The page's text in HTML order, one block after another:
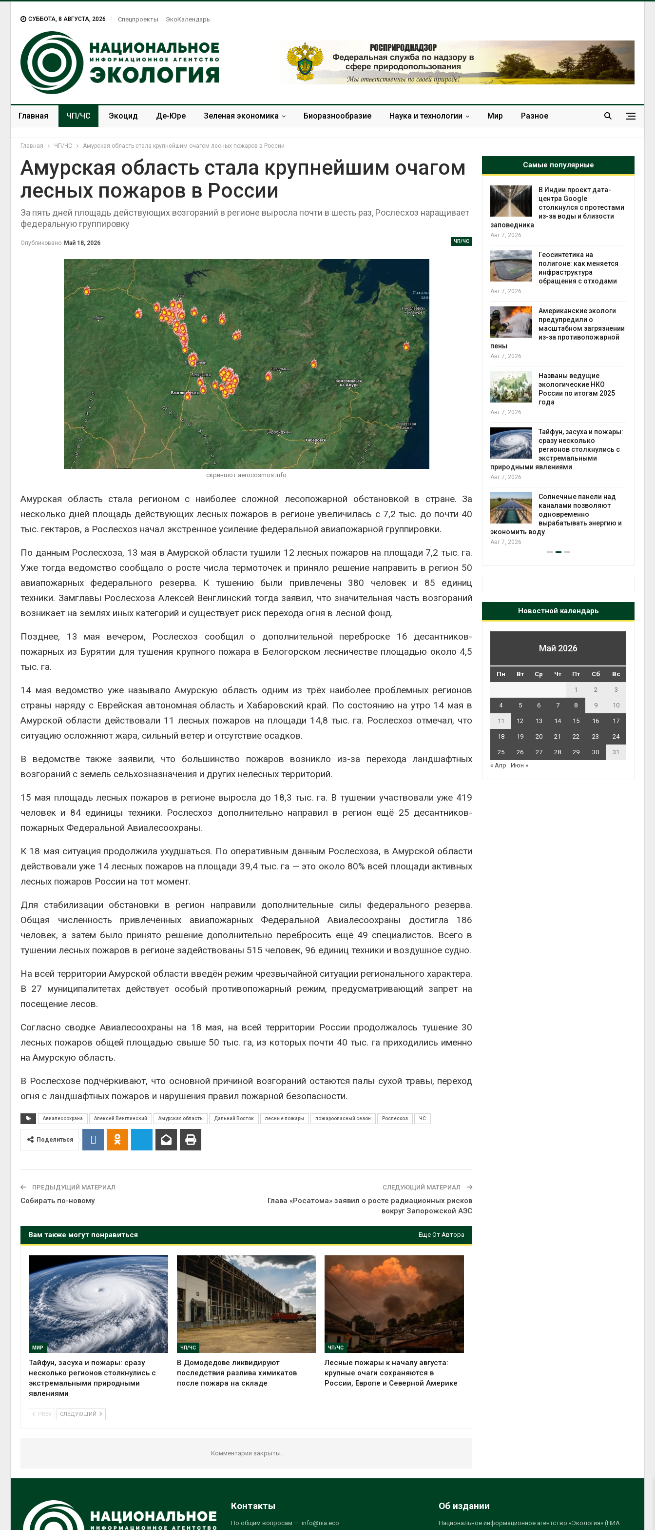
СУББОТА, 8 АВГУСТА, 2026 Спецпроекты ЭкоКалендарь
Главная ЧП/ЧС Экоцид Де-Юре Зеленая экономика Биоразнообразие Наука и технологии Мир Разное
Главная ЧП/ЧС Амурская область стала крупнейшим очагом лесных пожаров в России
Амурская область стала крупнейшим очагом
лесных пожаров в России
За пять дней площадь действующих возгораний в регионе выросла почти в шесть раз, Рослесхоз наращивает
федеральную группировку
ЧП/ЧС
Опубликовано Май 18, 2026
скриншот aerocosmos.info
Амурская область стала регионом с наиболее сложной лесопожарной обстановкой в стране. За
несколько дней площадь действующих лесных пожаров в регионе увеличилась с 7,2 тыс. до почти 40
тыс. гектаров, а Рослесхоз начал экстренное усиление федеральной авиапожарной группировки.
По данным Рослесхоза, 13 мая в Амурской области тушили 12 лесных пожаров на площади 7,2 тыс. га.
Уже тогда ведомство сообщало о росте числа термоточек и приняло решение направить в регион 50
авиапожарных федерального резерва. К тушению были привлечены 380 человек и 85 единиц
техники. Замглавы Рослесхоза Алексей Венглинский тогда заявил, что значительная часть возгораний
возникает на землях иных категорий и существует риск перехода огня в лесной фонд.
Позднее, 13 мая вечером, Рослесхоз сообщил о дополнительной переброске 16 десантников-
пожарных из Бурятии для тушения крупного пожара в Белогорском лесничестве площадью около 4,5
тыс. га.
14 мая ведомство уже называло Амурскую область одним из трёх наиболее проблемных регионов
страны наряду с Еврейская автономная область иХабаровский край. По состоянию на утро 14 мая в
Амурской области действовали 11 лесных пожаров на площади 14,8 тыс. га. Рослесхоз отмечал, что
ситуацию осложняют жара, сильный ветер и отсутствие осадков.
В ведомстве также заявили, что большинство пожаров возникло из-за перехода ландшафтных
возгораний с земель сельхозназначения и других нелесных территорий.
15 мая площадь лесных пожаров в регионе выросла до 18,3 тыс. га. В тушении участвовали уже 419
человек и 84 единицы техники. Рослесхоз дополнительно направил в регион ещё 25 десантников-
пожарных Федеральной Авиалесоохраны.
К 18 мая ситуация продолжила ухудшаться. По оперативным данным Рослесхоза, в Амурской области
действовали уже 14 лесных пожаров на площади 39,4 тыс. га — это около 80% всей площади активных
лесных пожаров России на тот момент.
Для стабилизации обстановки в регион направили дополнительные силы федерального резерва.
Общая численность привлечённых авиапожарных Федеральной Авиалесоохраны достигла 186
человек, а затем было принято решение дополнительно перебросить ещё 49 специалистов. Всего в
тушении лесных пожаров в регионе задействованы 515 человек, 96 единиц техники и воздушное судно.
На всей территории Амурской области введён режим чрезвычайной ситуации регионального характера.
В 27 муниципалитетах действует особый противопожарный режим, предусматривающий запрет на
посещение лесов.
Согласно сводке Авиалесоохраны на 18 мая, на всей территории России продолжалось тушение 30
лесных пожаров общей площадью свыше 50 тыс. га, из которых почти 40 тыс. га приходились именно
на Амурскую область.
В Рослесхозе подчёркивают, что основной причиной возгораний остаются палы сухой травы, переход
огня с ландшафтных пожаров и нарушения правил пожарной безопасности.
Авиалесоохрана Алексей Венглинский Амурская область Дальний Восток лесные пожары пожароопасный сезон Рослесхоз ЧС
Поделиться
ПРЕДЫДУЩИЙ МАТЕРИАЛ
Собирать по-новому
СЛЕДУЮЩИЙ МАТЕРИАЛ
Глава «Росатома» заявил о росте радиационных рисков
вокруг Запорожской АЭС
Вам также могут понравиться Еще От Автора
МИР
Тайфун, засуха и пожары: сразу
несколько регионов столкнулись с
экстремальными природными
явлениями
ЧП/ЧС
В Домодедове ликвидируют
последствия разлива химикатов
после пожара на складе
ЧП/ЧС
Лесные пожары к началу августа:
крупные очаги сохраняются в
России, Европе и Северной Америке
PREV СЛЕДУЮЩИЙ
Комментарии закрыты.
Самые популярные
Дождевая вода с крыш
может помочь городам
Авг 7, 2026
объектов и уборку
контейнерных площадок
Авг 7, 2026
Панамский канал вновь
ограничивает загрузку
судов из-за дефицита
пресной воды
Авг 6, 2026
В китайской провинции
Шэньси из-за паводков
эвакуировали более 140
тыс. человек
Авг 6, 2026
МЕГА и ВкусВилл
установили
экообменники для сбора
вторсырья
Авг 6, 2026
Учёные предложили
получать питьевую воду
ветра
спроса со стороны ИИ
полтора раза
Авг 7, 2026
Евросоюз потребовал
увеличить вложения в
защиту природы на фоне
роста ущерба от пожаров
Авг 7, 2026
Дом из старых шин
может обходиться без
кондиционера и почти
без отопления
Авг 7, 2026
Камчатские северные
олени набирают вес
перед осенней миграцией
Авг 7, 2026
Ozon запустит сбор
Авг 7, 2026
В Индии проект дата-
центра Google
столкнулся с протестами
из-за воды и близости
заповедника
Авг 7, 2026
Геосинтетика на
полигоне: как меняется
инфраструктура
обращения с отходами
Авг 7, 2026
Американские экологи
предупредили о
масштабном загрязнении
из-за противопожарной
пены
Авг 7, 2026
Названы ведущие
экологические НКО
России по итогам 2025
года
Авг 7, 2026
Тайфун, засуха и пожары:
сразу несколько
регионов столкнулись с
экстремальными
природными явлениями
Авг 7, 2026
Солнечные панели над
каналами позволяют
одновременно
вырабатывать энергию и
экономить воду
Авг 7, 2026
Новостной календарь
Май 2026
Пн Вт Ср Чт Пт Сб Вс
1 2 3
4 5 6 7 8 9 10
11 12 13 14 15 16 17
18 19 20 21 22 23 24
25 26 27 28 29 30
31
« Апр
Июн »
Контакты
По общим вопросам — info@nia.eco
Об издании
Национальное информационное агентство «Экология» (НИА